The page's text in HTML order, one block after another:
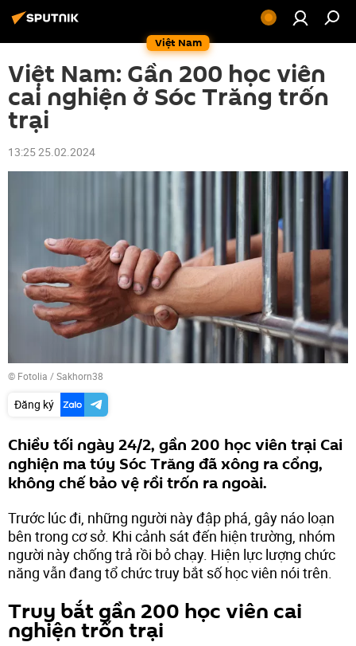
Việt Nam
Việt Nam: Gần 200 học viên
cai nghiện ở Sóc Trăng trốn
trại
13:25 25.02.2024
© Fotolia / Sakhorn38
Đăng ký
Chiều tối ngày 24/2, gần 200 học viên trại Cai
nghiện ma túy Sóc Trăng đã xông ra cổng,
không chế bảo vệ rồi trốn ra ngoài.
Trước lúc đi, những người này đập phá, gây náo loạn
bên trong cơ sở. Khi cảnh sát đến hiện trường, nhóm
người này chống trả rồi bỏ chạy. Hiện lực lượng chức
năng vẫn đang tổ chức truy bắt số học viên nói trên.
Truy bắt gần 200 học viên cai
nghiện trốn trại